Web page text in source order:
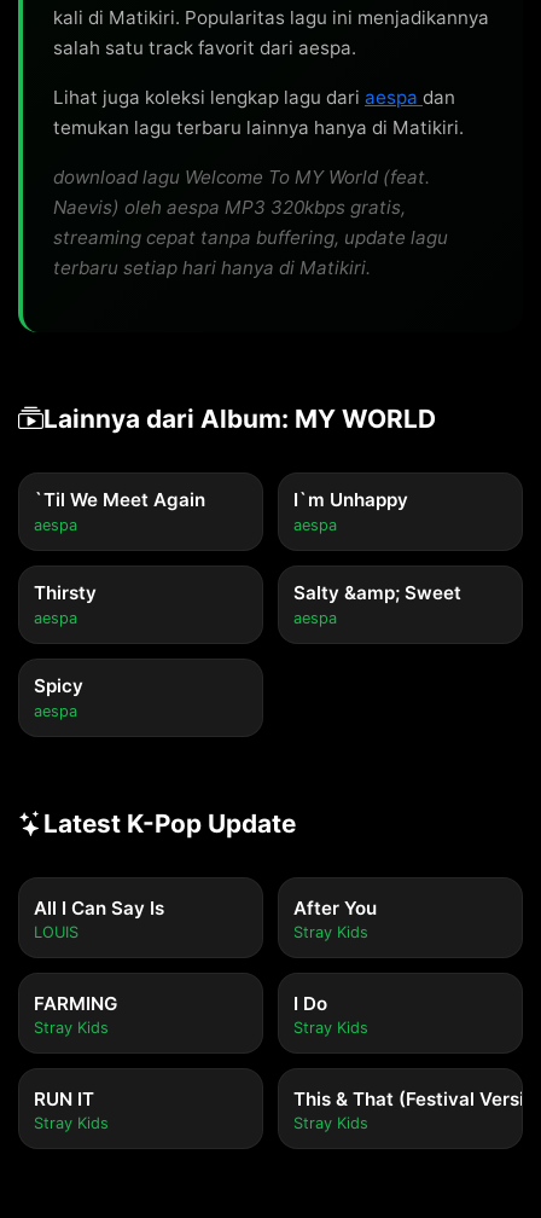
kali di Matikiri. Popularitas lagu ini menjadikannya
salah satu track favorit dari aespa.
Lihat juga koleksi lengkap lagu dari aespa dan
temukan lagu terbaru lainnya hanya di Matikiri.
download lagu Welcome To MY World (feat.
Naevis) oleh aespa MP3 320kbps gratis,
streaming cepat tanpa buffering, update lagu
terbaru setiap hari hanya di Matikiri.
Lainnya dari Album: MY WORLD
`Til We Meet Again
aespa
I`m Unhappy
aespa
Thirsty
aespa
Salty &amp; Sweet
aespa
Spicy
aespa
Latest K-Pop Update
All I Can Say Is
LOUIS
After You
Stray Kids
FARMING
Stray Kids
I Do
Stray Kids
RUN IT
Stray Kids
This & That (Festival
Stray Kids